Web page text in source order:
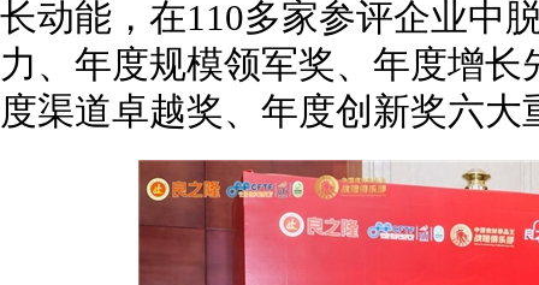
长动能，在110多家参评企业中
力、年度规模领军奖、年度增
度渠道卓越奖、年度创新奖六大